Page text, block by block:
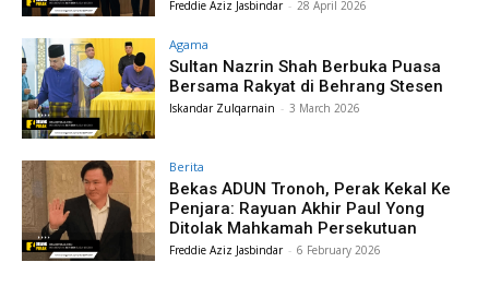
Freddie Aziz Jasbindar - 28 April 2026
Agama
Sultan Nazrin Shah Berbuka Puasa
Bersama Rakyat di Behrang Stesen
Iskandar Zulqarnain - 3 March 2026
Berita
Bekas ADUN Tronoh, Perak Kekal Ke
Penjara: Rayuan Akhir Paul Yong
Ditolak Mahkamah Persekutuan
Freddie Aziz Jasbindar - 6 February 2026